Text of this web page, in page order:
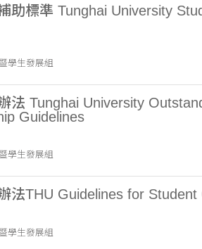
助標準 Tunghai University
學生發展組
法 Tunghai University
Guidelines
學生發展組
法THU Guidelines for Student
學生發展組